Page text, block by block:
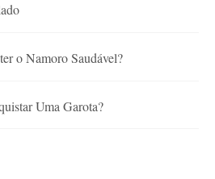
o Namoro Saudável?
Uma Garota?